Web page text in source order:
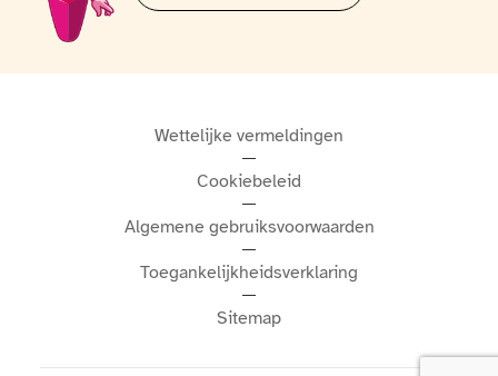
Wettelijke vermeldingen
Cookiebeleid
Algemene gebruiksvoorwaarden
Toegankelijkheidsverklaring
Sitemap